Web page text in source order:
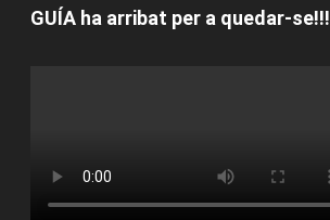
GUÍA ha arribat per a quedar-se!!!